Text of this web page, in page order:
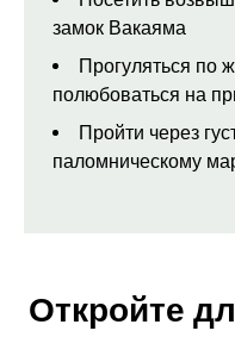
замок Вакаяма
Прогуляться по
полюбоваться на
Пройти через
паломническому
Откройте